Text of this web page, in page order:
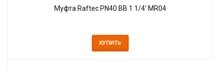
Муфта Raftec PN40 ВВ 1 1/4' MR04
КУПИТЬ